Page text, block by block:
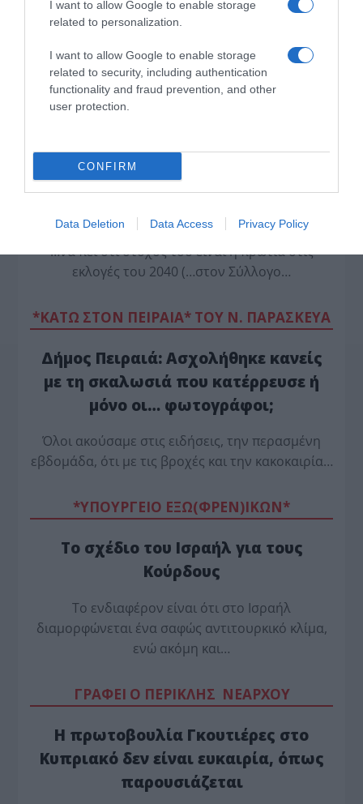
I want to allow Google to enable storage
related to personalization.
I want to allow Google to enable storage
related to security, including authentication
functionality and fraud prevention, and other
user protection.
CONFIRM
Data Deletion Data Access Privacy Policy
*ΤΑ ΆΝΘΗ ΤΟΥ ΚΑΚΟΎ*
Ελλάδα του 2030, ο Ανδρουλάκης για
εκείνη του 2035, ώρα είναι να βγει κι
ο Βελόπουλος…
…να πει ότι στόχος του είναι η πρωτιά στις
εκλογές του 2040 (…στον Σύλλογο…
*ΚΑΤΩ ΣΤΟΝ ΠΕΙΡΑΙΑ* ΤΟΥ Ν. ΠΑΡΑΣΚΕΥΑ
Δήμος Πειραιά: Ασχολήθηκε κανείς
με τη σκαλωσιά που κατέρρευσε ή
μόνο οι… φωτογράφοι;
Όλοι ακούσαμε στις ειδήσεις, την περασμένη
εβδομάδα, ότι με τις βροχές και την κακοκαιρία…
*ΥΠΟΥΡΓΕΙΟ ΕΞΩ(ΦΡΕΝ)ΙΚΩΝ*
Το σχέδιο του Ισραήλ για τους
Κούρδους
Το ενδιαφέρον είναι ότι στο Ισραήλ
διαμορφώνεται ένα σαφώς αντιτουρκικό κλίμα,
ενώ ακόμη και…
ΓΡΑΦΕΙ Ο ΠΕΡΙΚΛΗΣ ΝΕΑΡΧΟΥ
Η πρωτοβουλία Γκουτιέρες στο
Κυπριακό δεν είναι ευκαιρία, όπως
παρουσιάζεται